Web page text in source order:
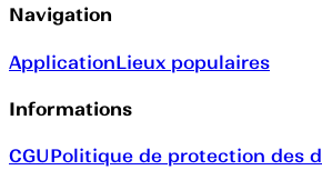
Navigation
ApplicationLieux populaires
Informations
CGUPolitique de protection des